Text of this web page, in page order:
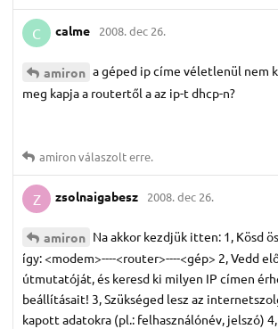
C calme 2008. dec 26.
amiron a géped ip címe véletlenül nem
meg kapja a routertől a az ip-t dhcp-n?
amironválaszolt erre.
Z zsolnaigabesz 2008. dec 26.
amiron Na akkor kezdjük itten: 1, Kösd
így: <modem>----<router>----<gép> 2, Vedd
útmutatóját, és keresd ki milyen IP címen
beállításait! 3, Szükséged lesz az
kapott adatokra (pl.: felhasználónév, jelszó)